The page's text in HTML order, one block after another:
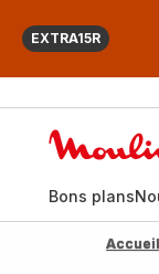
EXTRA15R
Bons plans
Accueil